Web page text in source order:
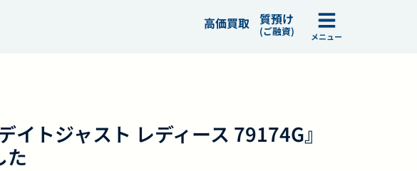
高価買取 質預け
(ご融資) メニュー
イトジャスト レディース 79174G』
た